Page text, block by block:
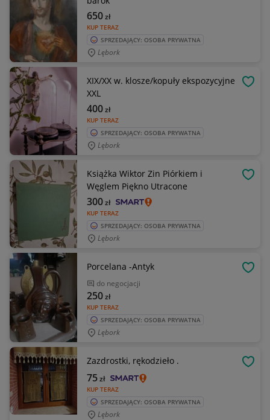
KUP TERAZ
650zł
SPRZEDAJĄCY: OSOBA PRYWATNA
Lębork
XIX/XX w. klosze/kopuły ekspozycyjne
XXL
KUP TERAZ
400zł
SPRZEDAJĄCY: OSOBA PRYWATNA
Lębork
Książka Wiktor Zin Piórkiem i
Węglem Piękno Utracone
KUP TERAZ
300zł
SPRZEDAJĄCY: OSOBA PRYWATNA
Lębork
Porcelana -Antyk
do negocjacji
KUP TERAZ
250zł
SPRZEDAJĄCY: OSOBA PRYWATNA
Lębork
Zazdrostki, rękodzieło .
KUP TERAZ
75zł
SPRZEDAJĄCY: OSOBA PRYWATNA
Lębork